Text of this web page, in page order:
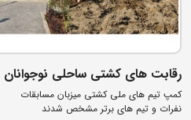
رقابت های کشتی ساحلی نوجوانان
کمپ تیم های ملی کشتی میزبان مسابقات
نفرات و تیم های برتر مشخص شدند